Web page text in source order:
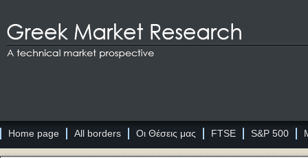
Home page All borders Οι Θέσεις μας FTSE S&P 500